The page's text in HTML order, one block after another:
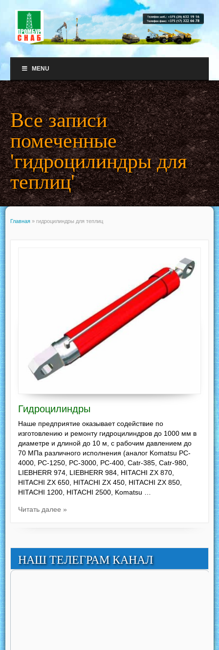
MENU
Все записи
помеченные
'гидроцилиндры для
теплиц'
Главная » гидроцилиндры для теплиц
Гидроцилиндры
Наше предприятие оказывает содействие по
изготовлению и ремонту гидроцилиндров до 1000 мм в
диаметре и длиной до 10 м, с рабочим давлением до
70 МПа различного исполнения (аналог Komatsu PC-
4000, PC-1250, РС-3000, РС-400, Catr-385, Catr-980,
LIEBHERR 974, LIEBHERR 984, HITACHI ZX 870,
HITACHI ZX 650, HITACHI ZX 450, HITACHI ZX 850,
HITACHI 1200, HITACHI 2500, Komatsu …
Читать далее »
НАШ ТЕЛЕГРАМ КАНАЛ